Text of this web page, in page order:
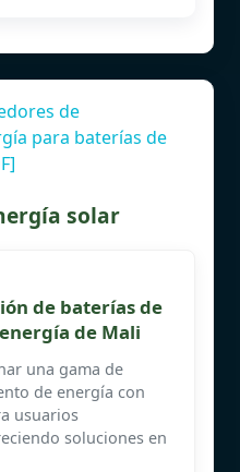
de
para baterías de
solar
de baterías de
de Mali
una gama de
de energía con
usuarios
soluciones en